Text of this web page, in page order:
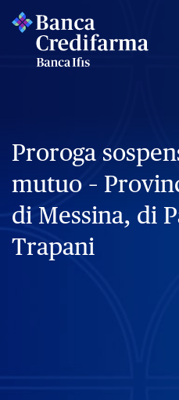
Proroga
mutuo –
di Messina, di
Trapani